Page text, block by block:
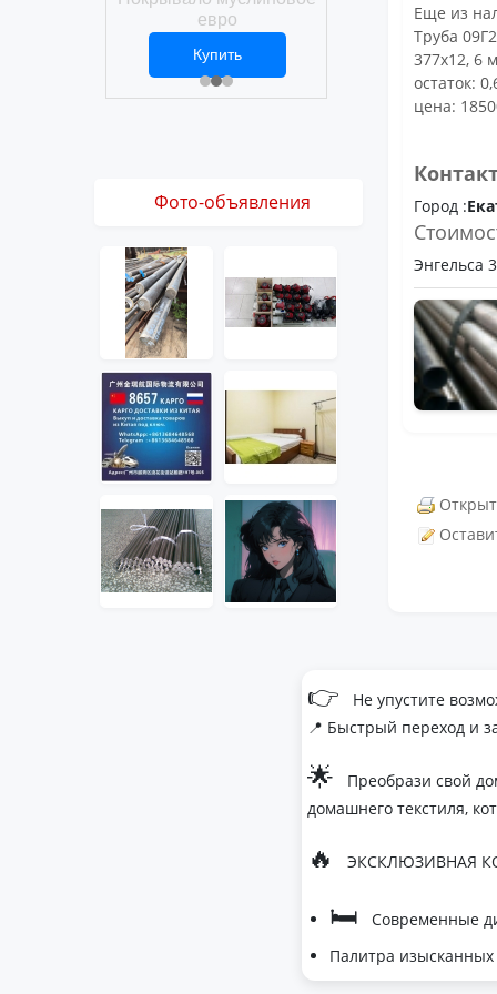
Еще из
Труба
377х12, 6
остаток:
цена:
Город :
Энгельса
евро
2 469 ₽
Купить
Покрывало
3 061 ₽
Купить
Фото-объявления
👉
Не упустите
📍 Быстрый переход и
🌟
Преобрази свой
домашнего текстиля,
🔥 ЭКСКЛЮЗИВНАЯ
🛏
Современные
Палитра изысканных